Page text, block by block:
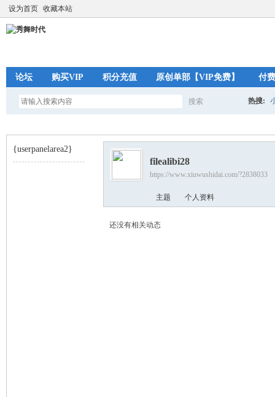
设为首页 收藏本站
论坛 购买VIP 积分充值 原创单部【VIP免费】 付
搜索
索
热搜:
{userpanelarea2}
filealibi28
https://www.xiuwushidai.com/?2838033
主题 个人资料
还没有相关动态